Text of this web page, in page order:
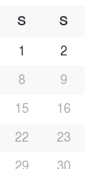
S S
1
2
8
9
15
16
22
23